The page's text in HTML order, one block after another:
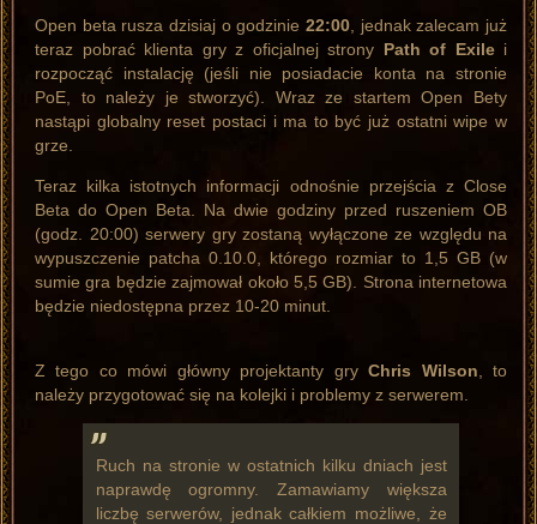
Open beta rusza dzisiaj o godzinie 22:00, jednak zalecam już
teraz pobrać klienta gry z oficjalnej strony Path of Exilei
rozpocząć instalację (jeśli nie posiadacie konta na stronie
PoE, to należy je stworzyć). Wraz ze startem Open Bety
nastąpi globalny reset postaci i ma to być już ostatni wipe w
grze.
Teraz kilka istotnych informacji odnośnie przejścia z Close
Beta do Open Beta. Na dwie godziny przed ruszeniem OB
(godz. 20:00) serwery gry zostaną wyłączone ze względu na
wypuszczenie patcha 0.10.0, którego rozmiar to 1,5 GB (w
sumie gra będzie zajmował około 5,5 GB). Strona internetowa
będzie niedostępna przez 10-20 minut.
Z tego co mówi główny projektanty gryChris Wilson, to
należy przygotować się na kolejki i problemy z serwerem.
Ruch na stronie w ostatnich kilku dniach jest
naprawdę ogromny. Zamawiamy większa
liczbę serwerów, jednak całkiem możliwe, że